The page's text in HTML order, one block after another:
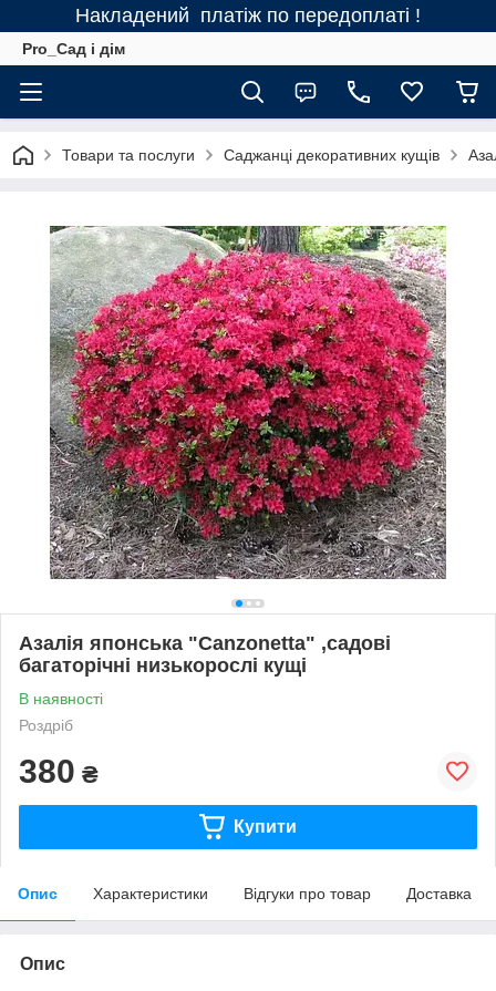
Накладений платіж по передоплаті !
Pro_Сад і дім
Товари та послуги Саджанці декоративних кущів
Азалія японська "Canzonetta" ,садові
багаторічні низькорослі кущі
В наявності
Роздріб
380 ₴
Купити
Опис Характеристики Відгуки про товар Доставка
Опис